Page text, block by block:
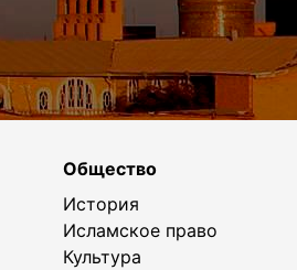
Общество
История
Исламское право
Культура